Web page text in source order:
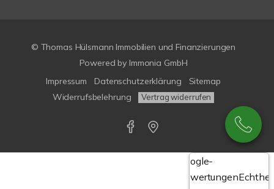
© Thomas Hülsmann Immobilien und Finanzierungen
Powered by Immonia GmbH
Impressum
Datenschutzerklärung
Sitemap
Widerrufsbelehrung
Vertrag widerrufen
Google-
Bewertungen